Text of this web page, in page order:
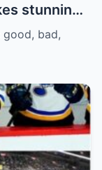
stunning
shape
good, bad,